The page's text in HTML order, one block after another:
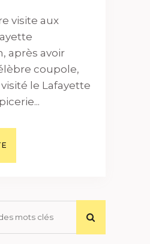
visite aux
après avoir
coupole,
le Lafayette